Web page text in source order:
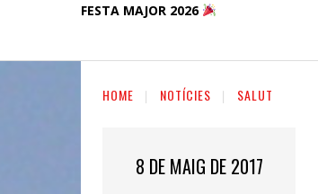
FESTA MAJOR 2026
HOME NOTÍCIES SALUT
8 DE MAIG DE 2017